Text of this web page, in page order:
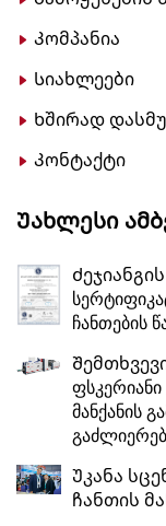
Კომპანია
Სიახლეები
Ხშირად
Კონტაქტი
Უახლესი
Ძეჯიანგის ژუშინ მაშინერი ახდლენს ISO 9001
ჩანთების
მანქანის
Უკანა
ჩანთის